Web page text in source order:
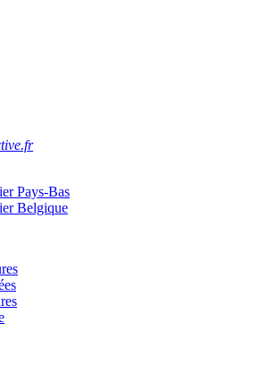
Pays-Bas
Belgique